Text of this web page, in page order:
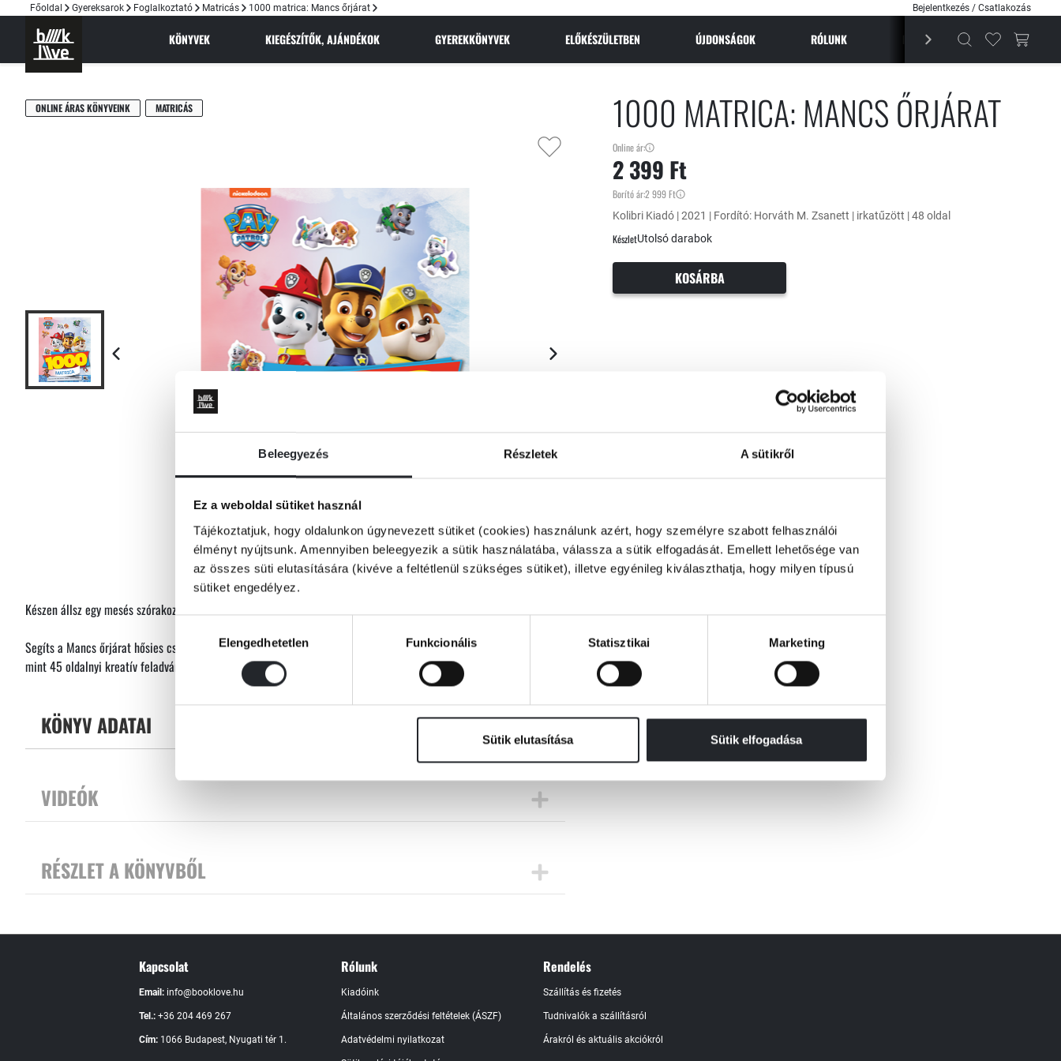
Beleegyezés Részletek A sütikről
Ez a weboldal sütiket használ
Tájékoztatjuk, hogy oldalunkon úgynevezett sütiket (cookies) használunk azért, hogy személyre szabott felhasználói
élményt nyújtsunk. Amennyiben beleegyezik a sütik használatába, válassza a sütik elfogadását. Emellett lehetősége van
az összes süti elutasítására (kivéve a feltétlenül szükséges sütiket), illetve egyénileg kiválaszthatja, hogy milyen típusú
sütiket engedélyez.
kiválasztásaElengedhetetlen Funkcionális Statisztikai Marketing
Sütik elutasítása Sütik elfogadása
Főoldal Gyereksarok Foglalkoztató Matricás 1000 matrica: Mancs őrjárat Bejelentkezés / Csatlakozás
KÖNYVEK KIEGÉSZÍTŐK, AJÁNDÉKOK GYEREKKÖNYVEK ELŐKÉSZÜLETBEN ÚJDONSÁGOK RÓLUNK BESTSELLEREK MAGAZIN
ONLINE ÁRAS KÖNYVEINK MATRICÁS
Készen állsz egy mesés szórakozásra?
Segíts a Mancs őrjárat hősies csapatának megoldani a rejtvényeket és játékos feladatokat! 1000 matricát és több
mint 45 oldalnyi kreatív feladvány vár rád ebben a nagyszerű foglalkoztatóban!
KÖNYV ADATAI
VIDEÓK
RÉSZLET A KÖNYVBŐL
1000 MATRICA: MANCS ŐRJÁRAT
Online ár:
2 399 Ft
Borító ár:2 999 Ft
Kolibri Kiadó | 2021 | Fordító: Horváth M. Zsanett | irkatűzött | 48 oldal
KészletUtolsó darabok
KOSÁRBA
Kapcsolat
Email: info@booklove.hu
Tel.: +36 204 469 267
Cím: 1066 Budapest, Nyugati tér 1.
Rólunk
Kiadóink
Általános szerződési feltételek (ÁSZF)
Adatvédelmi nyilatkozat
Rendelés
Szállítás és fizetés
Tudnivalók a szállításról
Árakról és aktuális akciókról